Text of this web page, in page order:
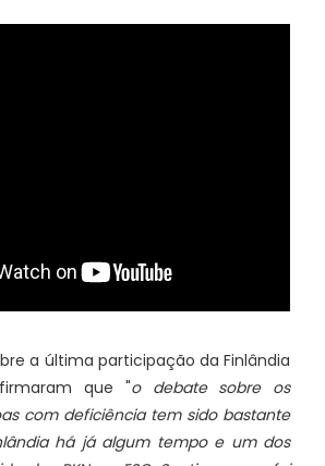
a última participação da Finlândia
que "o debate sobre os
com deficiência tem sido bastante
há já algum tempo e um dos